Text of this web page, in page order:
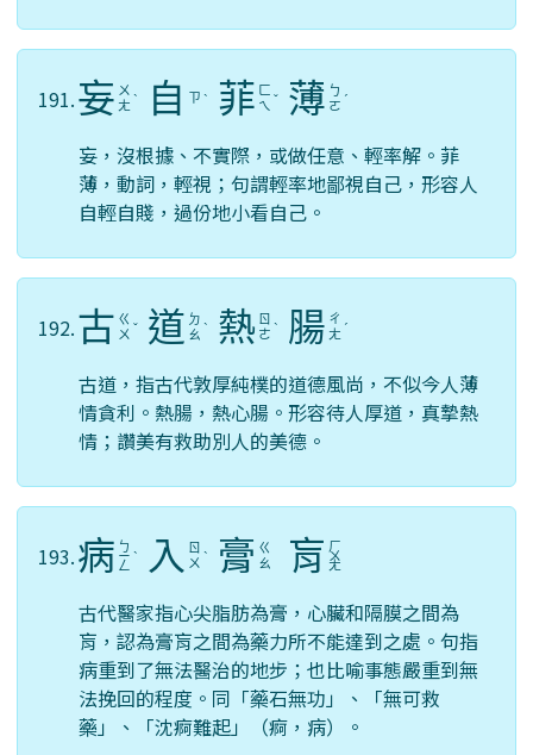
191.妄 ㄨ
ㄤ ˋ 自 ㄗ ˋ 菲 ㄈ
ㄟ ˇ 薄 ㄅ
ㄛ ˊ
妄，沒根據、不實際，或做任意、輕率解。菲
薄，動詞，輕視；句謂輕率地鄙視自己，形容人
自輕自賤，過份地小看自己。
192.古 ㄍ
ㄨ ˇ 道 ㄉ
ㄠ ˋ 熱 ㄖ
ㄜ ˋ 腸 ㄔ
ㄤ ˊ
古道，指古代敦厚純樸的道德風尚，不似今人薄
情貪利。熱腸，熱心腸。形容待人厚道，真摯熱
情；讚美有救助別人的美德。
193.病 ㄅ
ㄧ
ㄥ
ˋ 入
ㄖ
ㄨ ˋ 膏 ㄍ
ㄠ
肓 ㄏ
ㄨ
ㄤ
古代醫家指心尖脂肪為膏，心臟和隔膜之間為
肓，認為膏肓之間為藥力所不能達到之處。句指
病重到了無法醫治的地步；也比喻事態嚴重到無
法挽回的程度。同「藥石無功」、「無可救
藥」、「沈痾難起」（痾，病）。